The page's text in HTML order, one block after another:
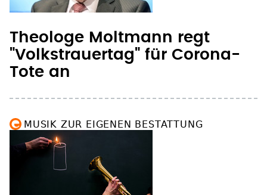
Theologe Moltmann regt
"Volkstrauertag" für Corona-
Tote an
MUSIK ZUR EIGENEN BESTATTUNG